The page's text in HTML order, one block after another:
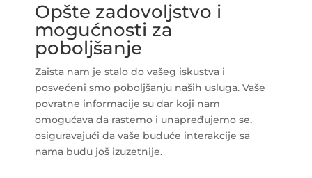
Opšte zadovoljstvo i
mogućnosti za
poboljšanje
Zaista nam je stalo do vašeg iskustva i
posvećeni smo poboljšanju naših usluga. Vaše
povratne informacije su dar koji nam
omogućava da rastemo i unapređujemo se,
osiguravajući da vaše buduće interakcije sa
nama budu još izuzetnije.